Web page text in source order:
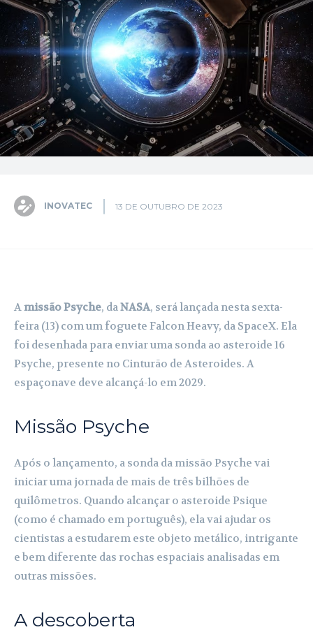
INOVATEC 13 DE OUTUBRO DE 2023
Amissão Psyche, daNASA, será lançada nesta sexta-
feira (13) com um foguete Falcon Heavy, da SpaceX. Ela
foi desenhada para enviar uma sonda ao asteroide 16
Psyche, presente no Cinturão de Asteroides. A
espaçonave deve alcançá-lo em 2029.
Missão Psyche
Após o lançamento, a sonda da missão Psyche vai
iniciar uma jornada de mais de três bilhões de
quilômetros. Quando alcançar o asteroide Psique
(como é chamado em português), ela vai ajudar os
cientistas a estudarem este objeto metálico, intrigante
e bem diferente das rochas espaciais analisadas em
outras missões.
A descoberta